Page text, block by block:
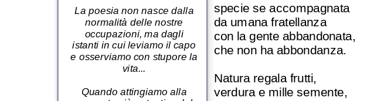
La poesia non nasce dalla
normalità delle nostre
occupazioni, ma dagli
istanti in cui leviamo il capo
e osserviamo con stupore la
vita...
Quando attingiamo alla
specie se accompagnata
da umana fratellanza
con la gente abbandonata,
che non ha abbondanza.
Natura regala frutti,
verdura e mille semente,